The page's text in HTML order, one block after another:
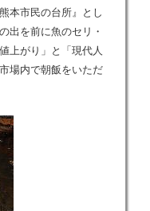
本市民の台所』とし
出を前に魚のセリ・
上がり」と「現代人
場内で朝飯をいただ